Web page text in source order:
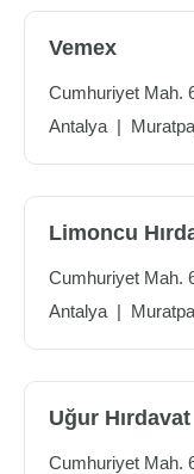
Vemex
Cumhuriyet Mah.
Antalya |
Limoncu
Cumhuriyet Mah.
Antalya |
Uğur Hırdavat
Cumhuriyet Mah.